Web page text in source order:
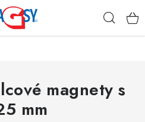
magnety s
mm